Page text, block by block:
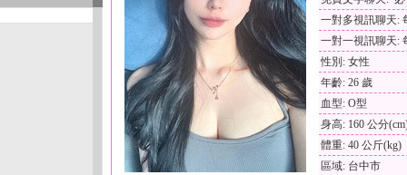
一對多視訊聊天:
一對一視訊聊天:
性別: 女性
年齡: 26 歲
血型: O型
身高: 160 公分
體重: 40 公斤(kg)
區域: 台中市